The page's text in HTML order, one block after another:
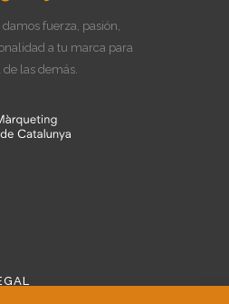
fuerza, pasión,
a tu marca para
las demás.